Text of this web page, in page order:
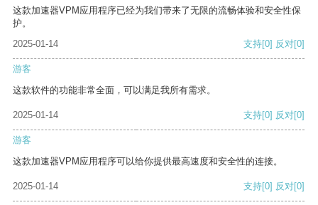
这款加速器VPM应用程序已经为我们带来了无限的流畅体验和安全性保
护。
2025-01-14
支持[0] 反对[0]
游客
这款软件的功能非常全面，可以满足我所有需求。
2025-01-14 支持[0] 反对[0]
游客
这款加速器VPM应用程序可以给你提供最高速度和安全性的连接。
2025-01-14 支持[0] 反对[0]